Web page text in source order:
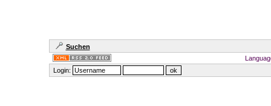
Suchen
Login: